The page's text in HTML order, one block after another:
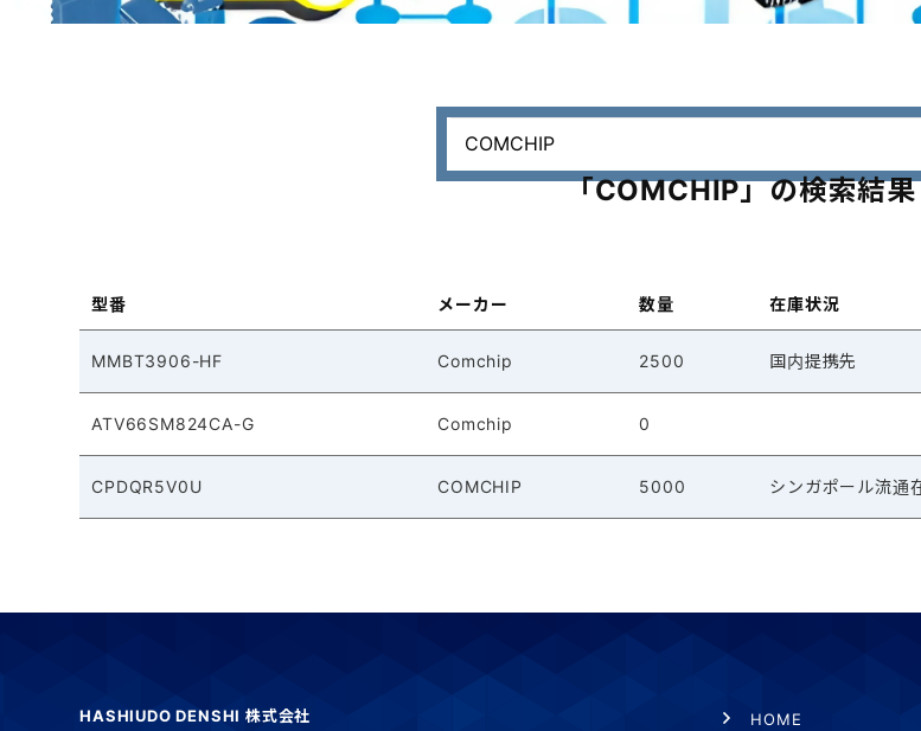
「COMCHIP」の検索結
型番 メーカー 数量 在庫状況
MMBT3906-HF Comchip 2500 国内提携先
ATV66SM824CA-G Comchip 0
CPDQR5V0U COMCHIP 5000 シンガポール流通
HASHIUDO DENSHI 株式会社 HOME